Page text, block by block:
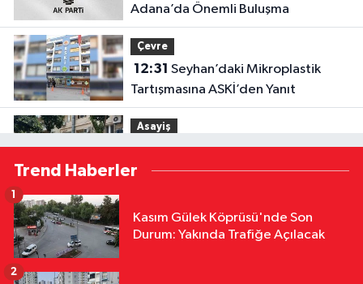
Adana’da Önemli Buluşma
Çevre
12:31
Tartışmasına ASKİ’den Yanıt
Asayiş
12:27Göçükte Hayatını Kaybeden
İşçinin Cenazesi Ailesine Teslim
12:16Feke’de Mahalle Çalışmaları
Trend Haberler
Kasım Gülek Köprüsü'nde Son
Durum: Yakında Trafiğe Açılacak
1
2